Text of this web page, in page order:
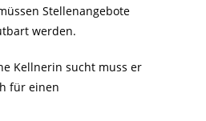
Stellenangebote
werden.
Kellnerin sucht muss er
für einen